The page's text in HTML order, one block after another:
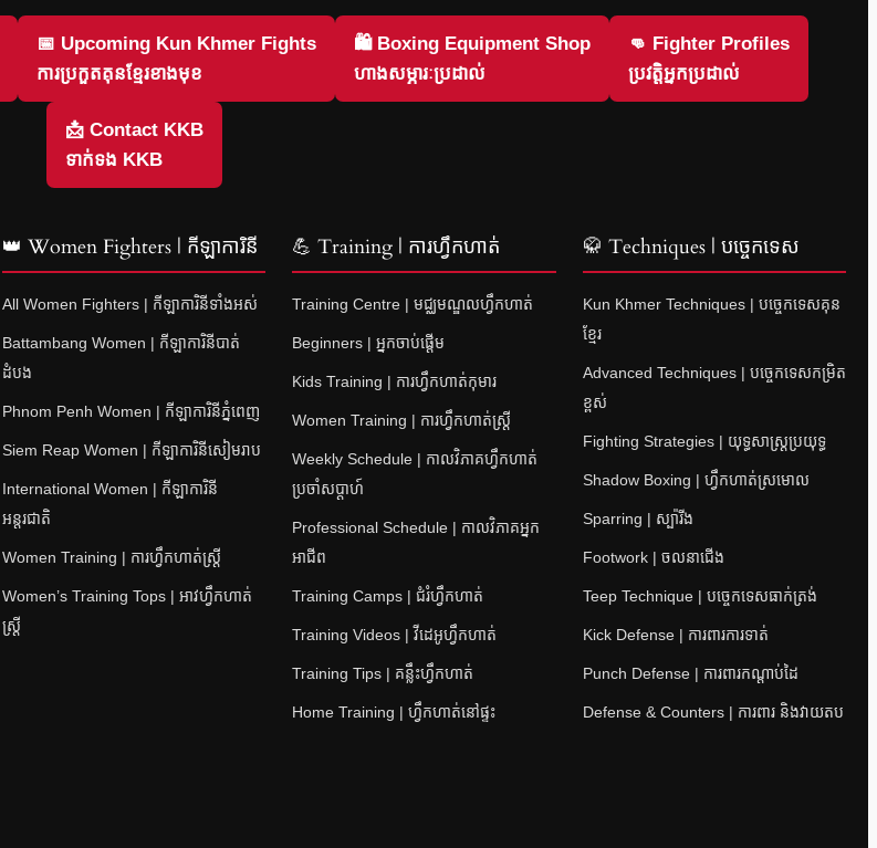
📅 Upcoming Kun Khmer Fights
ការប្រកួតគុនខ្មែរខាងមុខ
🛍 Boxing Equipment Shop
ហាងសម្ភារៈប្រដាល់
👊 Fighter Profiles
ប្រវត្តិអ្នកប្រដាល់
📩 Contact KKB
ទាក់ទង KKB
👑 Women Fighters | កីឡាការិនី
All Women Fighters | កីឡាការិនីទាំងអស់
Battambang Women | កីឡាការិនីបាត់
ដំបង
Phnom Penh Women | កីឡាការិនីភ្នំពេញ
Siem Reap Women | កីឡាការិនីសៀមរាប
International Women | កីឡាការិនី
អន្តរជាតិ
Women Training | ការហ្វឹកហាត់ស្ត្រី
Women’s Training Tops | អាវហ្វឹកហាត់
ស្ត្រី
💪 Training | ការហ្វឹកហាត់
Training Centre | មជ្ឈមណ្ឌលហ្វឹកហាត់
Beginners | អ្នកចាប់ផ្តើម
Kids Training | ការហ្វឹកហាត់កុមារ
Women Training | ការហ្វឹកហាត់ស្ត្រី
Weekly Schedule | កាលវិភាគហ្វឹកហាត់
ប្រចាំសប្តាហ៍
Professional Schedule | កាលវិភាគអ្នក
អាជីព
Training Camps | ជំរំហ្វឹកហាត់
Training Videos | វីដេអូហ្វឹកហាត់
Training Tips | គន្លឹះហ្វឹកហាត់
Home Training | ហ្វឹកហាត់នៅផ្ទះ
🥋 Techniques | បច្ចេកទេស
Kun Khmer Techniques | បច្ចេកទេសគុន
ខ្មែរ
Advanced Techniques | បច្ចេកទេសកម្រិត
ខ្ពស់
Fighting Strategies | យុទ្ធសាស្ត្រប្រយុទ្ធ
Shadow Boxing | ហ្វឹកហាត់ស្រមោល
Sparring | ស្ប៉ារីង
Footwork | ចលនាជើង
Teep Technique | បច្ចេកទេសធាក់ត្រង់
Kick Defense | ការពារការទាត់
Punch Defense | ការពារកណ្តាប់ដៃ
Defense & Counters | ការពារ និងវាយតប